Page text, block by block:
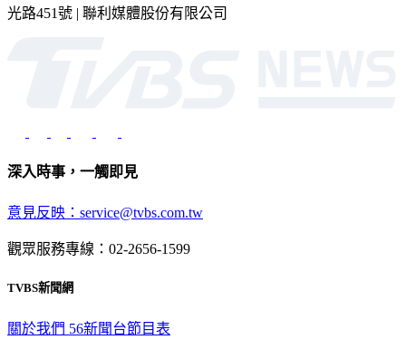
光路451號 | 聯利媒體股份有限公司
深入時事，一觸即見
意見反映：service@tvbs.com.tw
觀眾服務專線：02-2656-1599
TVBS新聞網
關於我們 56新聞台節目表